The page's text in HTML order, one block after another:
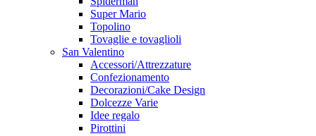
Super Mario
Topolino
Tovaglie e tovaglioli
San Valentino
Accessori/Attrezzature
Confezionamento
Decorazioni/Cake Design
Dolcezze Varie
Idee regalo
Pirottini